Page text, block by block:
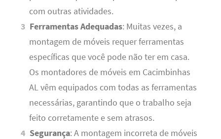
com outras atividades.
Ferramentas Adequadas: Muitas vezes, a
montagem de móveis requer ferramentas
específicas que você pode não ter em casa.
Os montadores de móveis em Cacimbinhas
AL vêm equipados com todas as ferramentas
necessárias, garantindo que o trabalho seja
feito corretamente e sem atrasos.
Segurança: A montagem incorreta de móveis